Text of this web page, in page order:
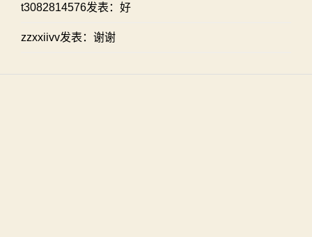
t3082814576发表：好
zzxxiivv发表：谢谢